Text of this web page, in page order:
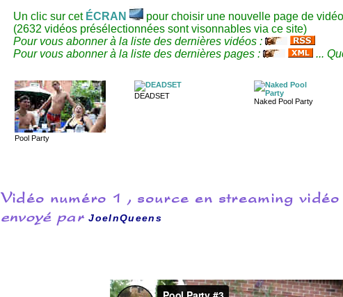
Un clic sur cet ÉCRAN
pour choisir une nouvelle page de
(2632 vidéos présélectionnées sont visonnables via ce site)
Pour vous abonner à la liste des dernières vidéos :
Pour vous abonner à la liste des dernières pages :
...
Pool Party
DEADSET
Naked Pool Party
Vidéo numéro 1 , source en streaming
envoyé parJoeInQueens